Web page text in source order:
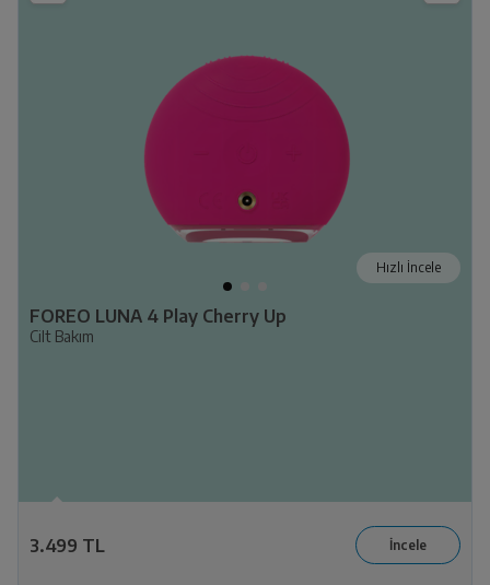
Hızlı İncele
FOREO LUNA 4 Play Cherry Up
Cilt Bakım
3.499 TL